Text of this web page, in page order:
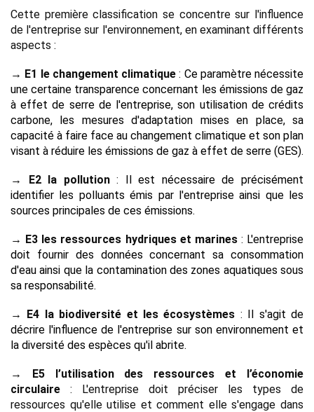
Cette première classification se concentre sur l'influence
de l'entreprise sur l'environnement, en examinant différents
aspects :
→ E1 le changement climatique : Ce paramètre nécessite
une certaine transparence concernant les émissions de gaz
à effet de serre de l'entreprise, son utilisation de crédits
carbone, les mesures d'adaptation mises en place, sa
capacité à faire face au changement climatique et son plan
visant à réduire les émissions de gaz à effet de serre (GES).
→ E2 la pollution : Il est nécessaire de précisément
identifier les polluants émis par l'entreprise ainsi que les
sources principales de ces émissions.
→ E3 les ressources hydriques et marines : L'entreprise
doit fournir des données concernant sa consommation
d'eau ainsi que la contamination des zones aquatiques sous
sa responsabilité.
→ E4 la biodiversité et les écosystèmes : Il s'agit de
décrire l'influence de l'entreprise sur son environnement et
la diversité des espèces qu'il abrite.
→ E5 l’utilisation des ressources et l’économie
circulaire : L'entreprise doit préciser les types de
ressources qu'elle utilise et comment elle s'engage dans